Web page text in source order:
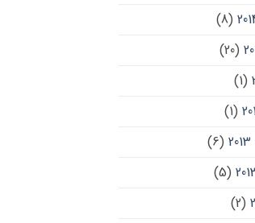
(8)
(20)
(1)
(1)
(6)
(5)
(2)